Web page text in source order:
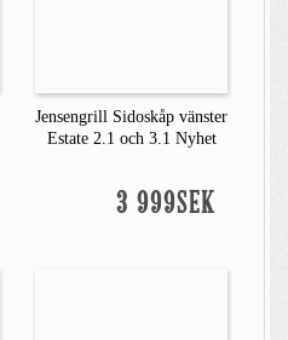
Jensengrill Sidoskåp vänster
Estate 2.1 och 3.1 Nyhet
3 999SEK